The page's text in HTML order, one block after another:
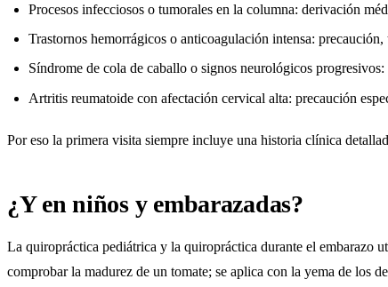
Procesos infecciosos o tumorales en la columna: derivación
Trastornos hemorrágicos o anticoagulación intensa: precaución,
Síndrome de cola de caballo o signos neurológicos
Artritis reumatoide con afectación cervical alta: precaución
Por eso la primera visita siempre incluye una historia clínica
¿Y en niños y embarazadas?
La quiropráctica pediátrica y la quiropráctica durante el embarazo
comprobar la madurez de un tomate; se aplica con la yema de los